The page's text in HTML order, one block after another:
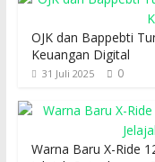
OJK dan Bappebti
Keuangan Digital
31 Juli 2025 0
Warna Baru X-Ride